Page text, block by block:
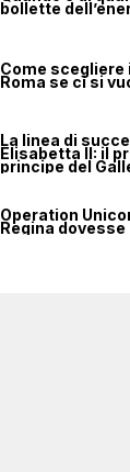
bollette
Come scegliere
Roma se ci si
La linea di
Elisabetta II: il
principe del
Operation
Regina